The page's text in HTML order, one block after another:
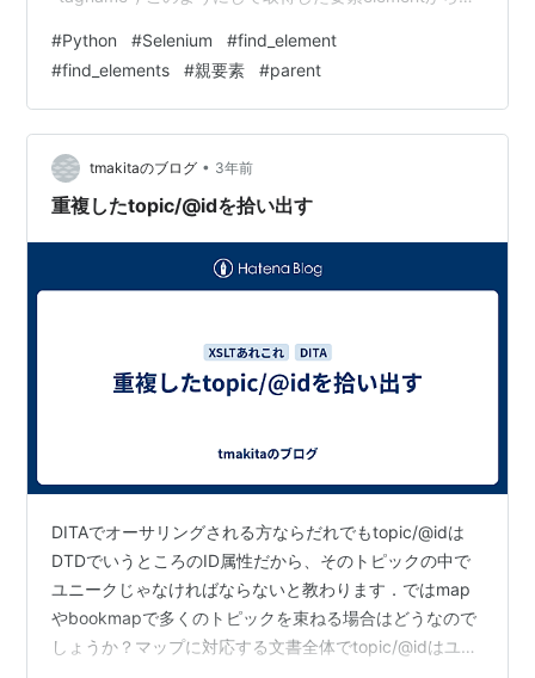
かと思います。 そのような場合にはxpathを使用して以
下のようにします。 element.find_element(By.XPATH,
"..") 同様に、２階層上の要素を取得するような場合には
以下のよう…
#Python #Selenium #find_element
#find_elements #親要素 #parent
tmakitaのブログ • 3年前
重複したtopic/@idを拾い出す
DITAでオーサリングされる方ならだれでもtopic/@idは
DTDでいうところのID属性だから、そのトピックの中で
ユニークじゃなければならないと教わります．ではmap
やbookmapで多くのトピックを束ねる場合はどうなので
しょうか？マップに対応する文書全体でtopic/@idはユニ